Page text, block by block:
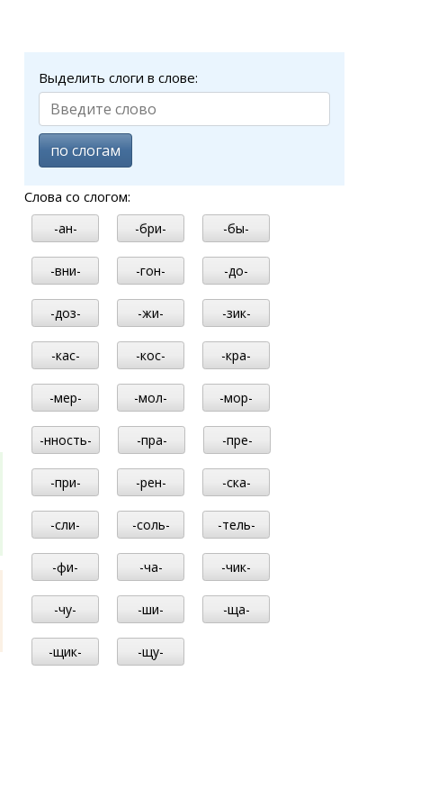
Выделить слоги в слове:
по слогам
Слова со слогом:
-ан- -бри- -бы-
-вни- -гон- -до-
-доз- -жи- -зик-
-кас- -кос- -кра-
-мер- -мол- -мор-
-нность- -пра- -пре-
-при- -рен- -ска-
-сли- -соль- -тель-
-фи- -ча- -чик-
-чу- -ши- -ща-
-щик- -щу-